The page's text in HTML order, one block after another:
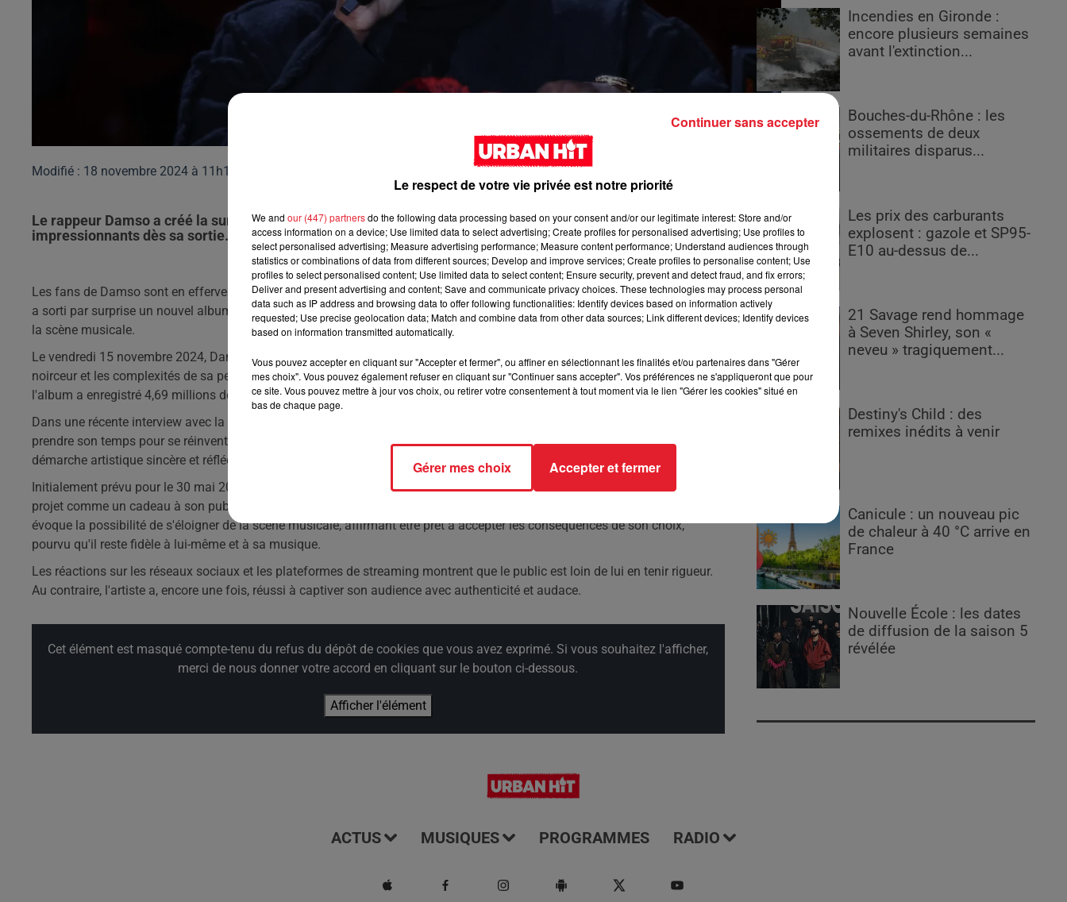
Modifié : 18 novembre 2024 à 11h13
Le rappeur Damso a créé la surprise avec son nouvel album 'J'ai menti', qui réalise des chiffres de ventes
impressionnants dès sa sortie.
Les fans de Damso sont en effervescence ! Le rappeur belge, connu pour ses textes profonds et ses mélodies accrocheuses,
a sorti par surprise un nouvel album intitulé 'J'ai menti'. Ce projet, qui n'était pas annoncé, a fait une entrée fracassante sur
la scène musicale.
Le vendredi 15 novembre 2024, Damso a dévoilé son œuvre qui se veut plus personnelle, explorant des thèmes comme la
noirceur et les complexités de sa personnalité. Les admirateurs de l'artiste n'ont pas tardé à répondre présents, puisque
l'album a enregistré 4,69 millions de streams sur Spotify France en seulement 24 heures.
Dans une récente interview avec la RTBF, Damso a partagé sa vision de la création musicale, soulignant l'importance de
prendre son temps pour se réinventer et vivre des expériences enrichissantes. 'J'ai menti' semble donc être le fruit de cette
démarche artistique sincère et réfléchie.
Initialement prévu pour le 30 mai 2025, l'album a été avancé pour le plus grand plaisir des fans. Damso a ainsi offert ce
projet comme un cadeau à son public, avant la sortie d'un autre album au printemps suivant. Malgré ce succès, Damso
évoque la possibilité de s'éloigner de la scène musicale, affirmant être prêt à accepter les conséquences de son choix,
pourvu qu'il reste fidèle à lui-même et à sa musique.
Les réactions sur les réseaux sociaux et les plateformes de streaming montrent que le public est loin de lui en tenir rigueur.
Au contraire, l'artiste a, encore une fois, réussi à captiver son audience avec authenticité et audace.
Cet élément est masqué compte-tenu du refus du dépôt de cookies que vous avez exprimé. Si vous souhaitez l'afficher,
merci de nous donner votre accord en cliquant sur le bouton ci-dessous.
Afficher l'élément
Incendies en Gironde :
encore plusieurs semaines
avant l'extinction...
Bouches-du-Rhône : les
ossements de deux
militaires disparus...
Les prix des carburants
explosent : gazole et SP95-
E10 au-dessus de...
21 Savage rend hommage
à Seven Shirley, son «
neveu » tragiquement...
Destiny's Child : des
remixes inédits à venir
Canicule : un nouveau pic
de chaleur à 40 °C arrive en
France
Nouvelle École : les dates
de diffusion de la saison 5
révélée
ACTUS MUSIQUES PROGRAMMES RADIO
Le respect de votre vie privée est notre priorité
We and our (447) partnersdo the following data processing based on your consent and/or our legitimate interest: Store and/or
access information on a device; Use limited data to select advertising; Create profiles for personalised advertising; Use profiles to
select personalised advertising; Measure advertising performance; Measure content performance; Understand audiences through
statistics or combinations of data from different sources; Develop and improve services; Create profiles to personalise content; Use
profiles to select personalised content; Use limited data to select content; Ensure security, prevent and detect fraud, and fix errors;
Deliver and present advertising and content; Save and communicate privacy choices. These technologies may process personal
data such as IP address and browsing data to offer following functionalities: Identify devices based on information actively
requested; Use precise geolocation data; Match and combine data from other data sources; Link different devices; Identify devices
based on information transmitted automatically.
Vous pouvez accepter en cliquant sur "Accepter et fermer", ou affiner en sélectionnant les finalités et/ou partenaires dans "Gérer
mes choix". Vous pouvez également refuser en cliquant sur "Continuer sans accepter". Vos préférences ne s'appliqueront que pour
ce site. Vous pouvez mettre à jour vos choix, ou retirer votre consentement à tout moment via le lien "Gérer les cookies" situé en
bas de chaque page.
Gérer mes choix Accepter et fermer
Continuer sans accepter